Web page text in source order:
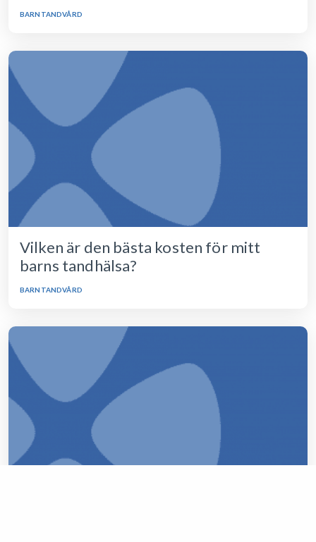
BARNTANDVÅRD
Vilken är den bästa kosten för mitt
barns tandhälsa?
BARNTANDVÅRD